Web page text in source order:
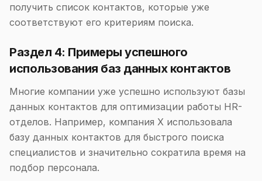
получить список контактов, которые уже
соответствуют его критериям поиска.
Раздел 4: Примеры успешного
использования баз данных контактов
Многие компании уже успешно используют базы
данных контактов для оптимизации работы HR-
отделов. Например, компания X использовала
базу данных контактов для быстрого поиска
специалистов и значительно сократила время на
подбор персонала.